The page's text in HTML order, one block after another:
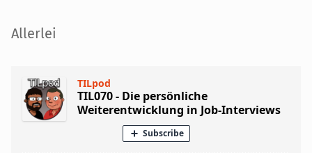
Seitenleiste
Allerlei